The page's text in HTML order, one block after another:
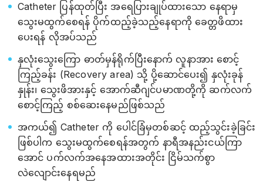
Catheter ပြန်ထုတ်ပြီး အရေပြားချုပ်ထားသော နေရာမှ
သွေးမထွက်စေရန် ပိုက်ထည့်ခဲ့သည့်နေရာကို ခေတ္တဖိထား
ပေးရန် လိုအပ်သည်
နှလုံးသွေးကြော ဓာတ်မှန်ရိုက်ပြီးနောက် လူနာအား စောင့်
ကြည့်ခန်း (Recovery area) သို့ ပို့ဆောင်ပေး၍ နှလုံးခုန်
နှုန်း၊ သွေးဖိအားနှင့် အောက်ဆီဂျင်ပမာဏတို့ကို ဆက်လက်
စောင့်ကြည့် စစ်ဆေးနေမည်ဖြစ်သည်
အကယ်၍ Catheter ကို ပေါင်ခြံမှတစ်ဆင့် ထည့်သွင်းခဲ့ခြင်း
ဖြစ်ပါက သွေးမထွက်စေရန်အတွက် နာရီအနည်းငယ်ကြာ
အောင် ပက်လက်အနေအထားအတိုင်း ငြိမ်သက်စွာ
လဲလျောင်းနေရမည်